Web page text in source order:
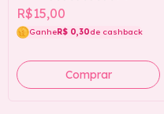
R$15,00
GanheR$ 0,30de cashback